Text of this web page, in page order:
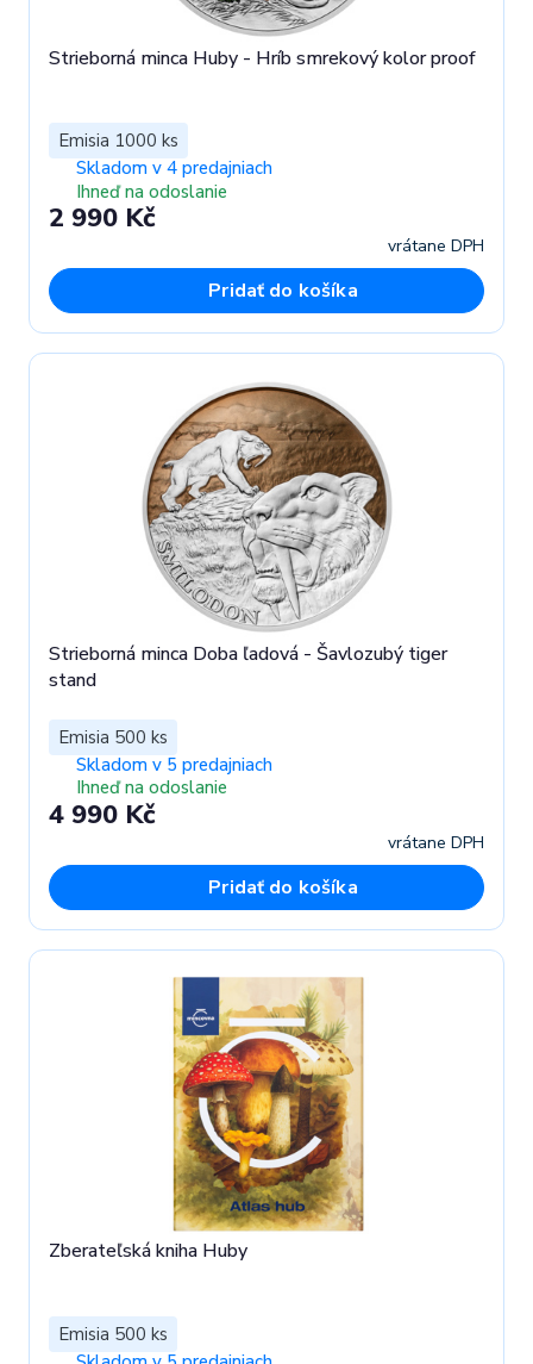
Strieborná minca Huby - Hríb smrekový kolor proof
Emisia 1000 ks
Skladom v 4 predajniach
Ihneď na odoslanie
2 990 Kč
vrátane DPH
Pridať do košíka
Strieborná minca Doba ľadová - Šavlozubý tiger
stand
Emisia 500 ks
Skladom v 5 predajniach
Ihneď na odoslanie
4 990 Kč
vrátane DPH
Pridať do košíka
Zberateľská kniha Huby
Emisia 500 ks